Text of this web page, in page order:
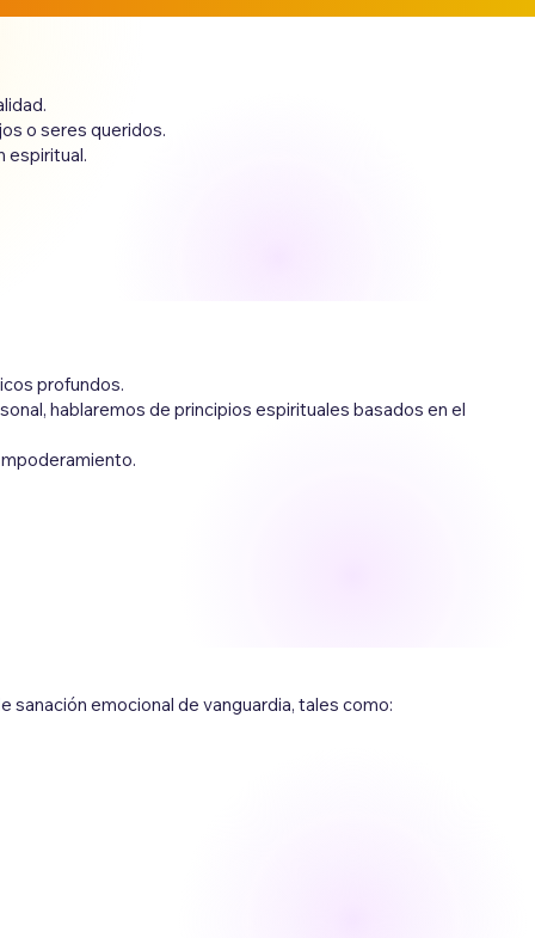
o seres queridos.
espiritual.
profundos.
hablaremos de principios espirituales basados en el
emocional de vanguardia, tales como: